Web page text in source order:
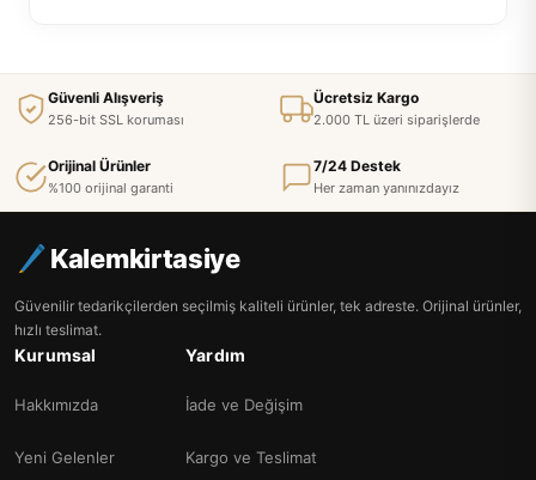
Güvenli Alışveriş
256-bit SSL koruması
Ücretsiz Kargo
2.000 TL üzeri siparişlerde
Orijinal Ürünler
%100 orijinal garanti
7/24 Destek
Her zaman yanınızdayız
Kalemkirtasiye
Güvenilir tedarikçilerden seçilmiş kaliteli ürünler, tek adreste. Orijinal ürünler,
hızlı teslimat.
Kurumsal
Hakkımızda
Yeni Gelenler
Yardım
İade ve Değişim
Kargo ve Teslimat